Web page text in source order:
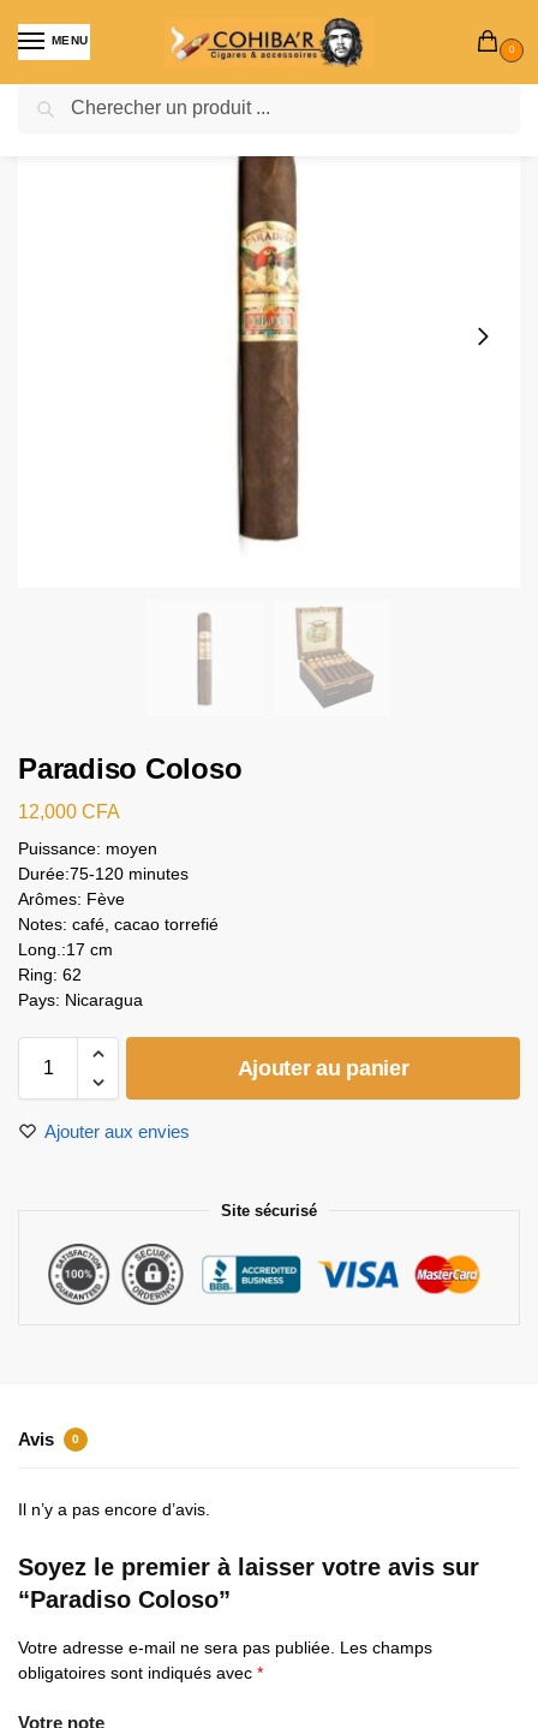
MENU
0
Paradiso Coloso
12,000 CFA
Puissance: moyen
Durée:75-120 minutes
Arômes: Fève
Notes: café, cacao torrefié
Long.:17 cm
Ring: 62
Pays: Nicaragua
Ajouter au panier
Ajouter aux envies
Site sécurisé
Avis 0
Il n’y a pas encore d’avis.
Soyez le premier à laisser votre avis sur
“Paradiso Coloso”
Votre adresse e-mail ne sera pas publiée. Les champs
obligatoires sont indiqués avec *
Votre note